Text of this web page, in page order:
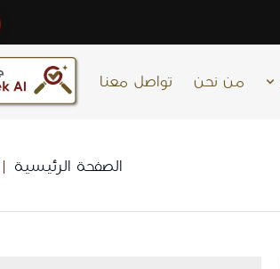
من نحن تواصل معنا
الصفحة الرئيسية